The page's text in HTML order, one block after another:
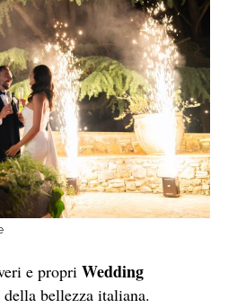
e propri Wedding
della bellezza italiana.